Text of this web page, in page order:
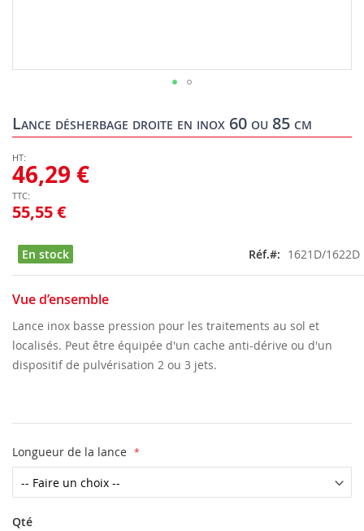
Lance désherbage droite en inox 60 ou 85 cm
55,55 €
46,29 €
En stock Réf. 1621D/1622D
Vue d’ensemble
Lance inox basse pression pour les traitements au sol et
localisés. Peut être équipée d'un cache anti-dérive ou d'un
dispositif de pulvérisation 2 ou 3 jets.
Longueur de la lance
Qté
to
the
of
the
images
gallery